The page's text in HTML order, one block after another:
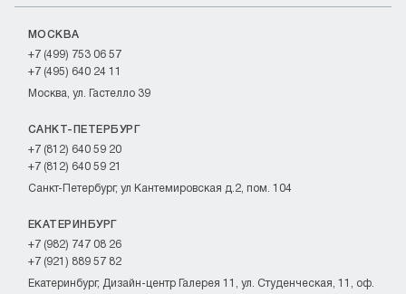
МОСКВА
+7 (499) 753 06 57
+7 (495) 640 24 11
Москва, ул. Гастелло 39
САНКТ-ПЕТЕРБУРГ
+7 (812) 640 59 20
+7 (812) 640 59 21
Санкт-Петербург, ул Кантемировская д.2, пом. 104
ЕКАТЕРИНБУРГ
+7 (982) 747 08 26
+7 (921) 889 57 82
Екатеринбург, Дизайн-центр Галерея 11, ул. Студенческая, 11, оф.